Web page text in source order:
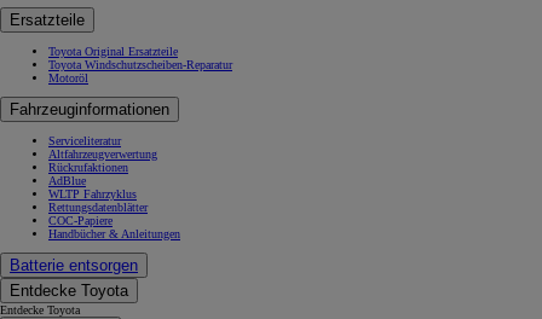
Ersatzteile
Toyota Original Ersatzteile
Toyota Windschutzscheiben-Reparatur
Motoröl
Fahrzeuginformationen
Serviceliteratur
Altfahrzeugverwertung
Rückrufaktionen
AdBlue
WLTP Fahrzyklus
Rettungsdatenblätter
COC-Papiere
Handbücher & Anleitungen
Batterie entsorgen
Entdecke Toyota
Entdecke Toyota